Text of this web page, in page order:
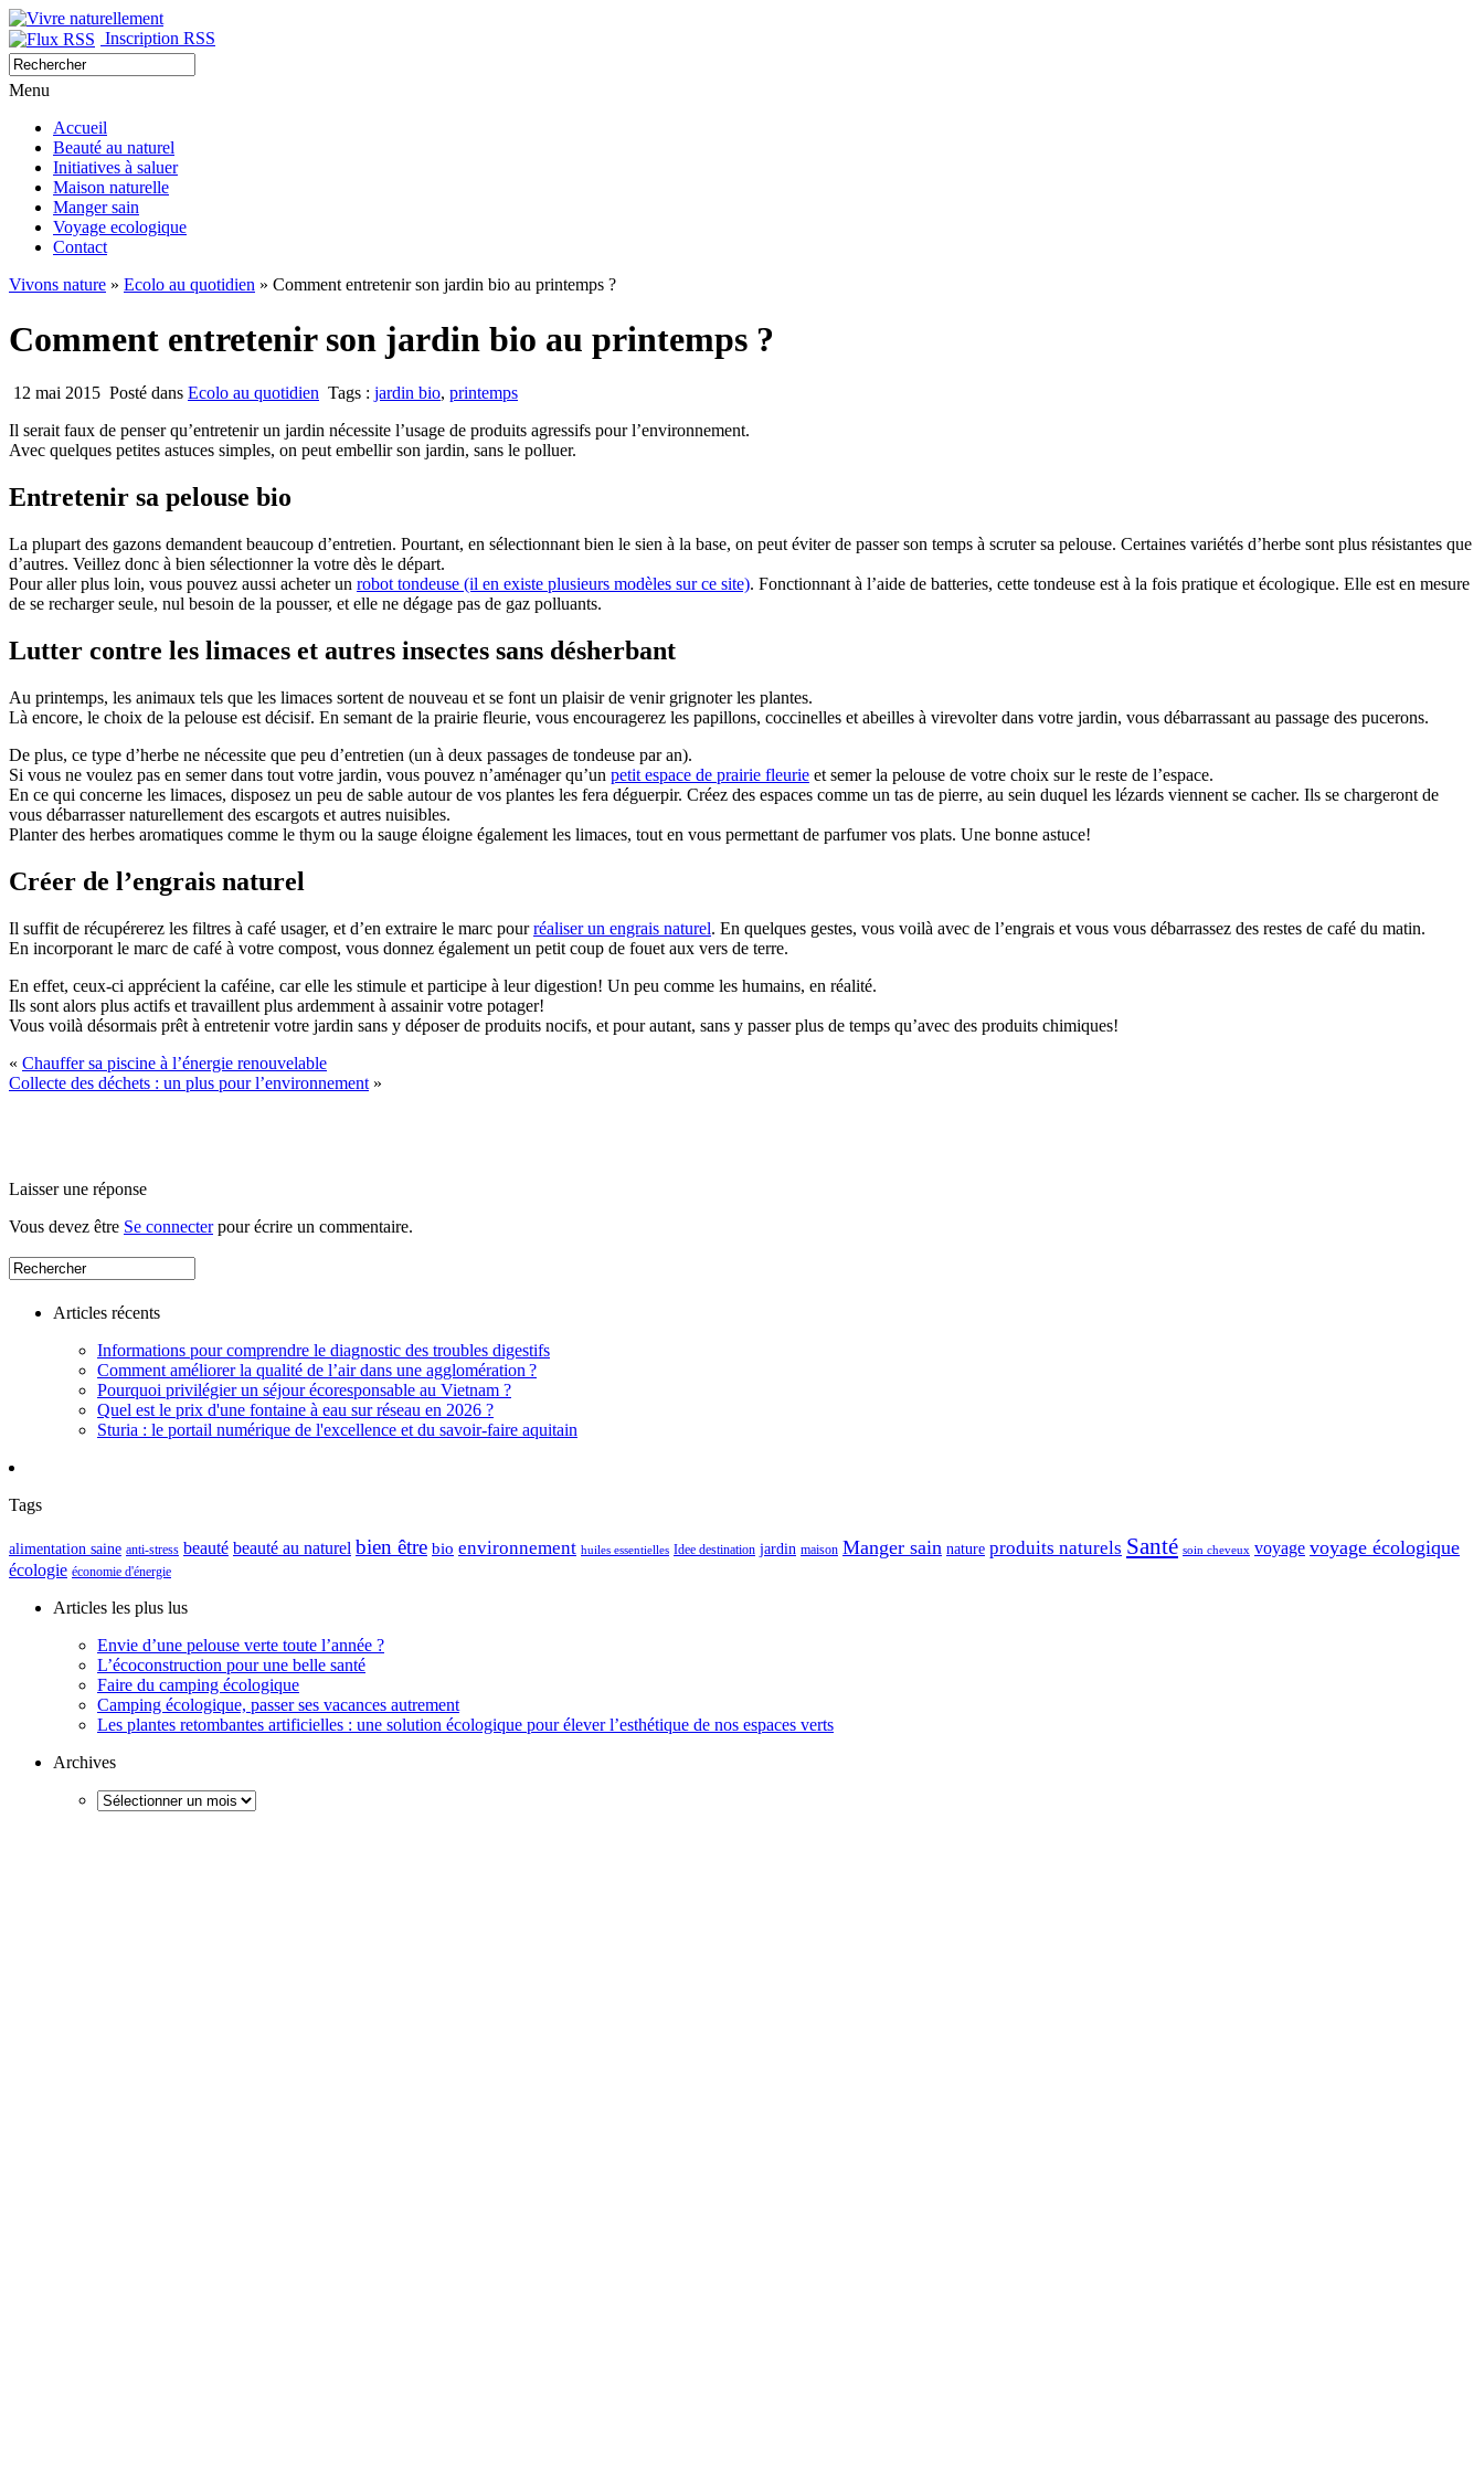
Inscription RSS
Menu
Accueil
Beauté au naturel
Initiatives à saluer
Maison naturelle
Manger sain
Voyage ecologique
Contact
Vivons nature » Ecolo au quotidien » Comment entretenir son jardin bio au printemps ?
Comment entretenir son jardin bio au printemps ?
12 mai 2015 Posté dans Ecolo au quotidien Tags : jardin bio, printemps
Il serait faux de penser qu’entretenir un jardin nécessite l’usage de produits agressifs pour l’environnement.
Avec quelques petites astuces simples, on peut embellir son jardin, sans le polluer.
Entretenir sa pelouse bio
La plupart des gazons demandent beaucoup d’entretien. Pourtant, en sélectionnant bien le sien à la base, on peut éviter de passer son temps à scruter sa pelouse. Certaines variétés d’herbe sont plus résistantes que
d’autres. Veillez donc à bien sélectionner la votre dès le départ.
Pour aller plus loin, vous pouvez aussi acheter un robot tondeuse (il en existe plusieurs modèles sur ce site). Fonctionnant à l’aide de batteries, cette tondeuse est à la fois pratique et écologique. Elle est en mesure
de se recharger seule, nul besoin de la pousser, et elle ne dégage pas de gaz polluants.
Lutter contre les limaces et autres insectes sans désherbant
Au printemps, les animaux tels que les limaces sortent de nouveau et se font un plaisir de venir grignoter les plantes.
Là encore, le choix de la pelouse est décisif. En semant de la prairie fleurie, vous encouragerez les papillons, coccinelles et abeilles à virevolter dans votre jardin, vous débarrassant au passage des pucerons.
De plus, ce type d’herbe ne nécessite que peu d’entretien (un à deux passages de tondeuse par an).
Si vous ne voulez pas en semer dans tout votre jardin, vous pouvez n’aménager qu’un petit espace de prairie fleurie et semer la pelouse de votre choix sur le reste de l’espace.
En ce qui concerne les limaces, disposez un peu de sable autour de vos plantes les fera déguerpir. Créez des espaces comme un tas de pierre, au sein duquel les lézards viennent se cacher. Ils se chargeront de
vous débarrasser naturellement des escargots et autres nuisibles.
Planter des herbes aromatiques comme le thym ou la sauge éloigne également les limaces, tout en vous permettant de parfumer vos plats. Une bonne astuce!
Créer de l’engrais naturel
Il suffit de récupérerez les filtres à café usager, et d’en extraire le marc pourréaliser un engrais naturel. En quelques gestes, vous voilà avec de l’engrais et vous vous débarrassez des restes de café du matin.
En incorporant le marc de café à votre compost, vous donnez également un petit coup de fouet aux vers de terre.
En effet, ceux-ci apprécient la caféine, car elle les stimule et participe à leur digestion! Un peu comme les humains, en réalité.
Ils sont alors plus actifs et travaillent plus ardemment à assainir votre potager!
Vous voilà désormais prêt à entretenir votre jardin sans y déposer de produits nocifs, et pour autant, sans y passer plus de temps qu’avec des produits chimiques!
« Chauffer sa piscine à l’énergie renouvelable
Collecte des déchets : un plus pour l’environnement »
Laisser une réponse
Vous devez être Se connecterpour écrire un commentaire.
Articles récents
Informations pour comprendre le diagnostic des troubles digestifs
Comment améliorer la qualité de l’air dans une agglomération ?
Pourquoi privilégier un séjour écoresponsable au Vietnam ?
Quel est le prix d'une fontaine à eau sur réseau en 2026 ?
Sturia : le portail numérique de l'excellence et du savoir-faire aquitain
Tags
alimentation saine anti-stress beauté beauté au naturel bien être bio environnement huiles essentielles Idee destination jardin maison Manger sain nature produits naturels Santé soin cheveux voyage voyage écologique
écologie économie d'énergie
Articles les plus lus
Envie d’une pelouse verte toute l’année ?
L’écoconstruction pour une belle santé
Faire du camping écologique
Camping écologique, passer ses vacances autrement
Les plantes retombantes artificielles : une solution écologique pour élever l’esthétique de nos espaces verts
Archives